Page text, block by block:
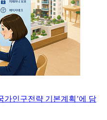
가인구전략 기본계획’에 담